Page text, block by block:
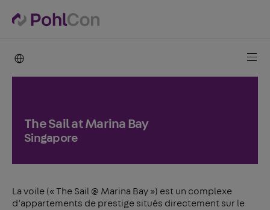
The Sail at Marina Bay
Singapore
La voile (« The Sail @ Marina Bay ») est un complexe
d’appartements de prestige situés directement sur le